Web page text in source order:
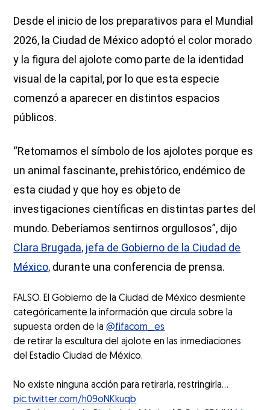
Desde el inicio de los preparativos para el Mundial
2026, la Ciudad de México adoptó el color morado
y la figura del ajolote como parte de la identidad
visual de la capital, por lo que esta especie
comenzó a aparecer en distintos espacios
públicos.
“Retomamos el símbolo de los ajolotes porque es
un animal fascinante, prehistórico, endémico de
esta ciudad y que hoy es objeto de
investigaciones científicas en distintas partes del
mundo. Deberíamos sentirnos orgullosos”, dijo
Clara Brugada, jefa de Gobierno de la Ciudad de
México, durante una conferencia de prensa.
FALSO. El Gobierno de la Ciudad de México desmiente
categóricamente la información que circula sobre la
supuesta orden de la@fifacom_es
de retirar la escultura del ajolote en las inmediaciones
del Estadio Ciudad de México.
No existe ninguna acción para retirarla, restringirla…
pic.twitter.com/h09oNKkuqb